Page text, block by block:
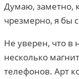
Думаю, заметно,
чрезмерно, я бы
Не уверен, что в
несколько
телефонов. Арт